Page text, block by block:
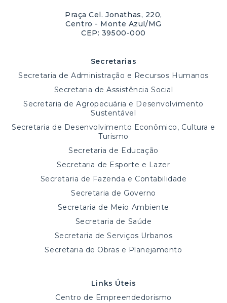
Praça Cel. Jonathas, 220,
Centro - Monte Azul/MG
CEP: 39500-000
Secretarias
Secretaria de Administração e Recursos Humanos
Secretaria de Assistência Social
Secretaria de Agropecuária e Desenvolvimento
Sustentável
Secretaria de Desenvolvimento Econômico, Cultura e
Turismo
Secretaria de Educação
Secretaria de Esporte e Lazer
Secretaria de Fazenda e Contabilidade
Secretaria de Governo
Secretaria de Meio Ambiente
Secretaria de Saúde
Secretaria de Serviços Urbanos
Secretaria de Obras e Planejamento
Links Úteis
Centro de Empreendedorismo